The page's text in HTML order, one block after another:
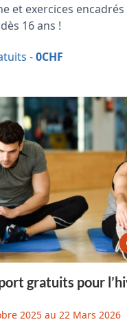
et exercices
16 ans !
-0CHF
gratuits pour
2025 au 22 Mars 2026